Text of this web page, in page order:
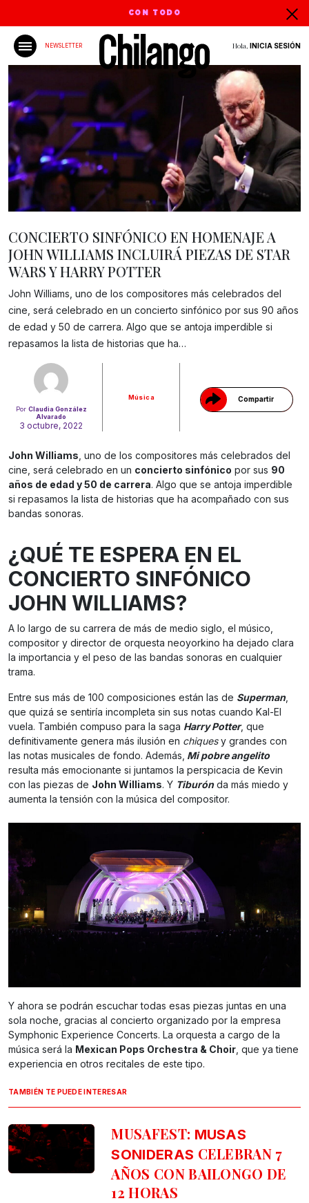
CON TODO
NEWSLETTER Hola, INICIA SESIÓN
Por Claudia González
Alvarado
3 octubre, 2022
Música Compartir
Gracias!
CONCIERTO SINFÓNICO EN HOMENAJE A
JOHN WILLIAMS INCLUIRÁ PIEZAS DE STAR
WARS Y HARRY POTTER
John Williams, uno de los compositores más celebrados del
cine, será celebrado en un concierto sinfónico por sus 90 años
de edad y 50 de carrera. Algo que se antoja imperdible si
repasamos la lista de historias que ha…
John Williams , uno de los compositores más celebrados del
cine, será celebrado en un concierto sinfónico por sus 90
años de edad y 50 de carrera. Algo que se antoja imperdible
si repasamos la lista de historias que ha acompañado con sus
bandas sonoras.
¿QUÉ TE ESPERA EN EL
CONCIERTO SINFÓNICO
JOHN WILLIAMS?
A lo largo de su carrera de más de medio siglo, el músico,
compositor y director de orquesta neoyorkino ha dejado clara
la importancia y el peso de las bandas sonoras en cualquier
trama.
Entre sus más de 100 composiciones están las de Superman,
que quizá se sentiría incompleta sin sus notas cuando Kal-El
vuela. También compuso para la saga Harry Potter, que
definitivamente genera más ilusión en chiquesy grandes con
las notas musicales de fondo. Además, Mi pobre angelito
resulta más emocionante si juntamos la perspicacia de Kevin
con las piezas de John Williams. Y Tiburónda más miedo y
aumenta la tensión con la música del compositor.
Y ahora se podrán escuchar todas esas piezas juntas en una
sola noche, gracias al concierto organizado por la empresa
Symphonic Experience Concerts. La orquesta a cargo de la
música será la Mexican Pops Orchestra & Choir, que ya tiene
experiencia en otros recitales de este tipo.
TAMBIÉN TE PUEDE INTERESAR
MUSAFEST: MUSAS
SONIDERAS CELEBRAN 7
AÑOS CON BAILONGO DE
12 HORAS